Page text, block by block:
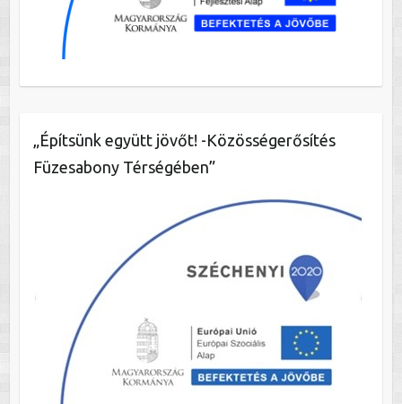
„Építsünk együtt jövőt! -Közösségerősítés
Füzesabony Térségében”